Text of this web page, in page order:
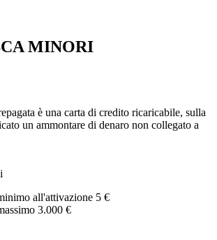
MINORI
è una carta di credito ricaricabile, sulla
un ammontare di denaro non collegato a
all'attivazione 5 €
3.000 €